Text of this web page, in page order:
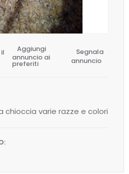
Aggiungi
annuncio ai
preferiti
Segnala
annuncio
chioccia varie razze e colori